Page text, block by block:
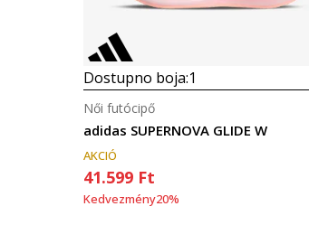
Dostupno boja:1
adidas SUPERNOVA GLIDE W
Női futócipő
AKCIÓ
41.599 Ft
Kedvezmény20%